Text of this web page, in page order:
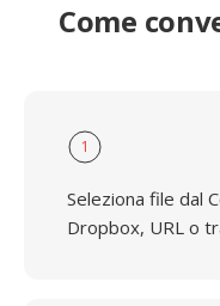
Come
1
Seleziona file dal
Dropbox, URL o